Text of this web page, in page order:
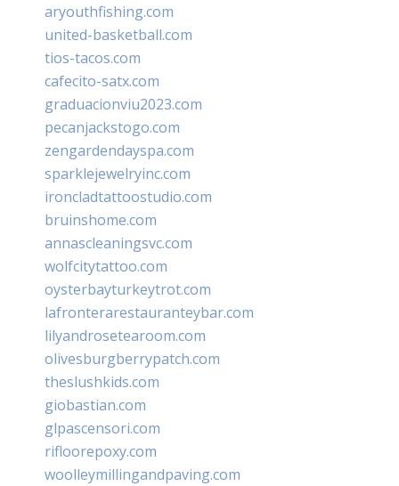
aryouthfishing.com
united-basketball.com
tios-tacos.com
cafecito-satx.com
graduacionviu2023.com
pecanjackstogo.com
zengardendayspa.com
sparklejewelryinc.com
ironcladtattoostudio.com
bruinshome.com
annascleaningsvc.com
wolfcitytattoo.com
oysterbayturkeytrot.com
lafronterarestauranteybar.com
lilyandrosetearoom.com
olivesburgberrypatch.com
theslushkids.com
giobastian.com
glpascensori.com
rifloorepoxy.com
woolleymillingandpaving.com